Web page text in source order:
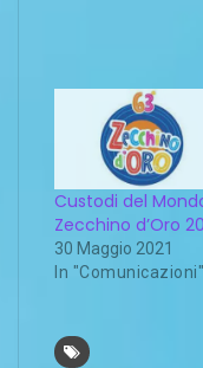
Custodi del
Zecchino d’Oro
30 Maggio 2021
In "Comunicazioni"